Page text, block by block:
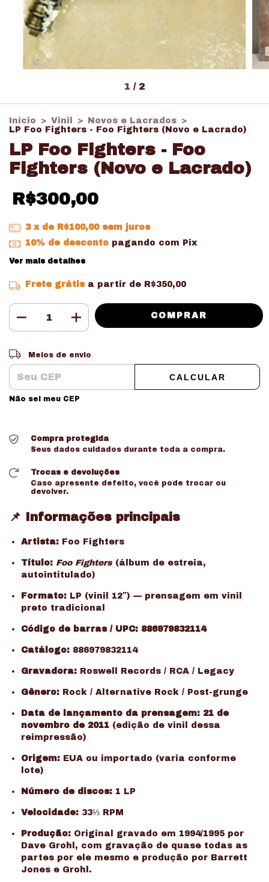
1 / 2
Início > Vinil > Novos e Lacrados >
LP Foo Fighters - Foo Fighters (Novo e Lacrado)
LP Foo Fighters - Foo
Fighters (Novo e Lacrado)
R$300,00
3 x de R$100,00 sem juros
10% de descontopagando com Pix
Ver mais detalhes
Frete grátis a partir de R$350,00
Entregas para o CEP:
Meios de envio
CALCULAR
Não sei meu CEP
Compra protegida
Seus dados cuidados durante toda a compra.
Trocas e devoluções
Caso apresente defeito, você pode trocar ou
devolver.
📌 Informações principais
Artista: Foo Fighters
Título: Foo Fighters(álbum de estreia,
autointitulado)
Formato: LP (vinil 12″) — prensagem em vinil
preto tradicional
Código de barras / UPC: 886979832114
Catálogo: 886979832114
Gravadora: Roswell Records / RCA / Legacy
Gênero: Rock / Alternative Rock / Post-grunge
Data de lançamento da prensagem: 21 de
novembro de 2011 (edição de vinil dessa
reimpressão)
Origem: EUA ou importado (varia conforme
lote)
Número de discos: 1 LP
Velocidade: 33⅓ RPM
Produção: Original gravado em 1994/1995 por
Dave Grohl, com gravação de quase todas as
partes por ele mesmo e produção por Barrett
Jones e Grohl.